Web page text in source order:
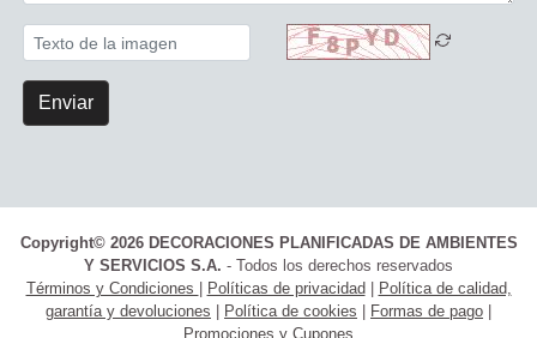
Enviar
Copyright© 2026 DECORACIONES PLANIFICADAS DE AMBIENTES
Y SERVICIOS S.A. - Todos los derechos reservados
Términos y Condiciones
Políticas de privacidad
Política de calidad,
garantía y devoluciones
Política de cookies Formas de pago
Promociones y Cupones